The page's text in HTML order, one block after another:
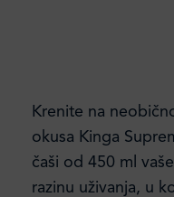
Krenite na
okusa Kinga
čaši od 450 ml
razinu uživanja, u